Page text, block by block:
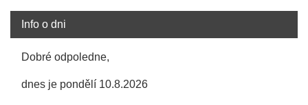
Info o dni
Dobré odpoledne,
dnes je pondělí 10.8.2026